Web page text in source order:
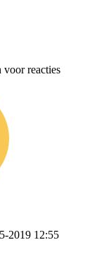
voor reacties
2019 12:55